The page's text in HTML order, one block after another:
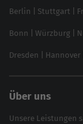
SEO für Online
Brand
Berlin Stuttgart
Bonn Würzburg
Dresden Hannover
Über uns
Unsere Leistungen